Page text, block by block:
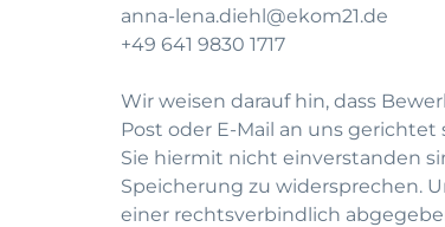
anna-lena.diehl@ekom21.de
+49 641 9830 1717
Wir weisen darauf hin, dass
Post oder E-Mail an uns
Sie hiermit nicht einverstanden
Speicherung zu widersprechen.
einer rechtsverbindlich